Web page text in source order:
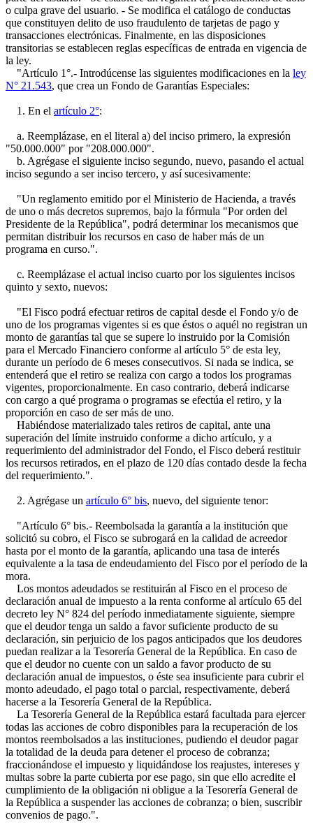
o culpa grave del usuario. - Se modifica el catálogo de conductas
que constituyen delito de uso fraudulento de tarjetas de pago y
transacciones electrónicas. Finalmente, en las disposiciones
transitorias se establecen reglas específicas de entrada en vigencia de
la ley.
"Artículo 1°.- Introdúcense las siguientes modificaciones en la ley
N° 21.543, que crea un Fondo de Garantías Especiales:
1. En el artículo 2°:
a. Reemplázase, en el literal a) del inciso primero, la expresión
"50.000.000" por "208.000.000".
b. Agrégase el siguiente inciso segundo, nuevo, pasando el actual
inciso segundo a ser inciso tercero, y así sucesivamente:
"Un reglamento emitido por el Ministerio de Hacienda, a través
de uno o más decretos supremos, bajo la fórmula "Por orden del
Presidente de la República", podrá determinar los mecanismos que
permitan distribuir los recursos en caso de haber más de un
programa en curso.".
c. Reemplázase el actual inciso cuarto por los siguientes incisos
quinto y sexto, nuevos:
"El Fisco podrá efectuar retiros de capital desde el Fondo y/o de
uno de los programas vigentes si es que éstos o aquél no registran un
monto de garantías tal que se supere lo instruido por la Comisión
para el Mercado Financiero conforme al artículo 5° de esta ley,
durante un período de 6 meses consecutivos. Si nada se indica, se
entenderá que el retiro se realiza con cargo a todos los programas
vigentes, proporcionalmente. En caso contrario, deberá indicarse
con cargo a qué programa o programas se efectúa el retiro, y la
proporción en caso de ser más de uno.
Habiéndose materializado tales retiros de capital, ante una
superación del límite instruido conforme a dicho artículo, y a
requerimiento del administrador del Fondo, el Fisco deberá restituir
los recursos retirados, en el plazo de 120 días contado desde la fecha
del requerimiento.".
2. Agrégase un artículo 6° bis, nuevo, del siguiente tenor:
"Artículo 6° bis.- Reembolsada la garantía a la institución que
solicitó su cobro, el Fisco se subrogará en la calidad de acreedor
hasta por el monto de la garantía, aplicando una tasa de interés
equivalente a la tasa de endeudamiento del Fisco por el período de la
mora.
Los montos adeudados se restituirán al Fisco en el proceso de
declaración anual de impuesto a la renta conforme al artículo 65 del
decreto ley N° 824 del período inmediatamente siguiente, siempre
que el deudor tenga un saldo a favor suficiente producto de su
declaración, sin perjuicio de los pagos anticipados que los deudores
puedan realizar a la Tesorería General de la República. En caso de
que el deudor no cuente con un saldo a favor producto de su
declaración anual de impuestos, o éste sea insuficiente para cubrir el
monto adeudado, el pago total o parcial, respectivamente, deberá
hacerse a la Tesorería General de la República.
La Tesorería General de la República estará facultada para ejercer
todas las acciones de cobro disponibles para la recuperación de los
montos reembolsados a las instituciones, pudiendo el deudor pagar
la totalidad de la deuda para detener el proceso de cobranza;
fraccionándose el impuesto y liquidándose los reajustes, intereses y
multas sobre la parte cubierta por ese pago, sin que ello acredite el
cumplimiento de la obligación ni obligue a la Tesorería General de
la República a suspender las acciones de cobranza; o bien, suscribir
convenios de pago.".